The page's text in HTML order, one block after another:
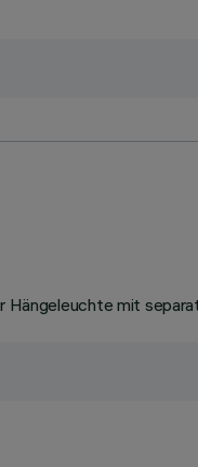
Hängeleuchte mit